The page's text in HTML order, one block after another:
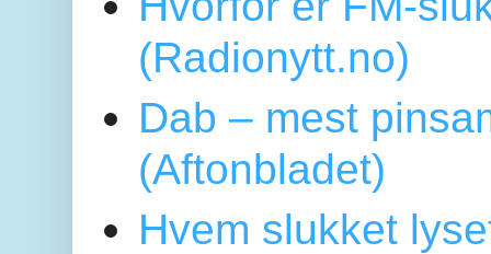
(Radionytt.no)
Dab – mest
(Aftonbladet)
Hvem slukket